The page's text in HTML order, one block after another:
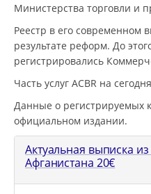
Министерства торговли и
Реестр в его современном
результате реформ. До
регистрировались
Часть услуг ACBR на
Данные о регистрируемых
официальном издании.
Актуальная выписка
Афганистана 20€